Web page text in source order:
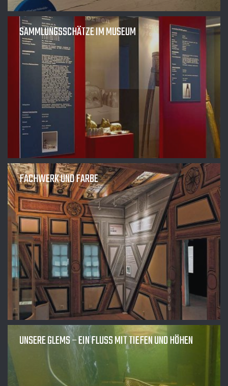
SAMMLUNGSSCHÄTZE IM MUSEUM
FACHWERK UND FARBE
UNSERE GLEMS – EIN FLUSS MIT TIEFEN UND HÖHEN